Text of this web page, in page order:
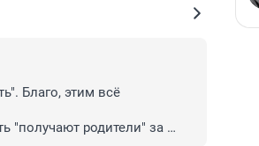
Благо, этим всё
"получают родители" за